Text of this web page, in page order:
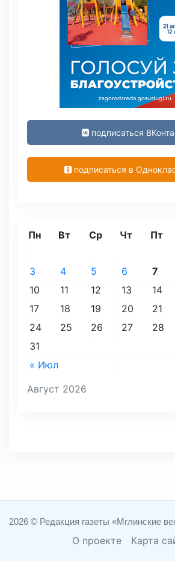
подписаться
подписаться в
Август 2026
Пн Вт Ср Чт Пт
« Июл
3
4 5 6 7
10
11 12 13 14
17
18 19 20 21
24
25 26 27 28
31
2026 © Редакция газеты «Мглинские
О проекте Карта